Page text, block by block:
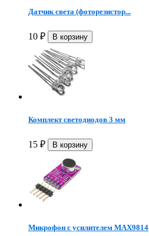
Датчик света (фоторезистор...
10 ₽
Комплект светодиодов 3 мм
15 ₽
Микрофон с усилителем MAX9814